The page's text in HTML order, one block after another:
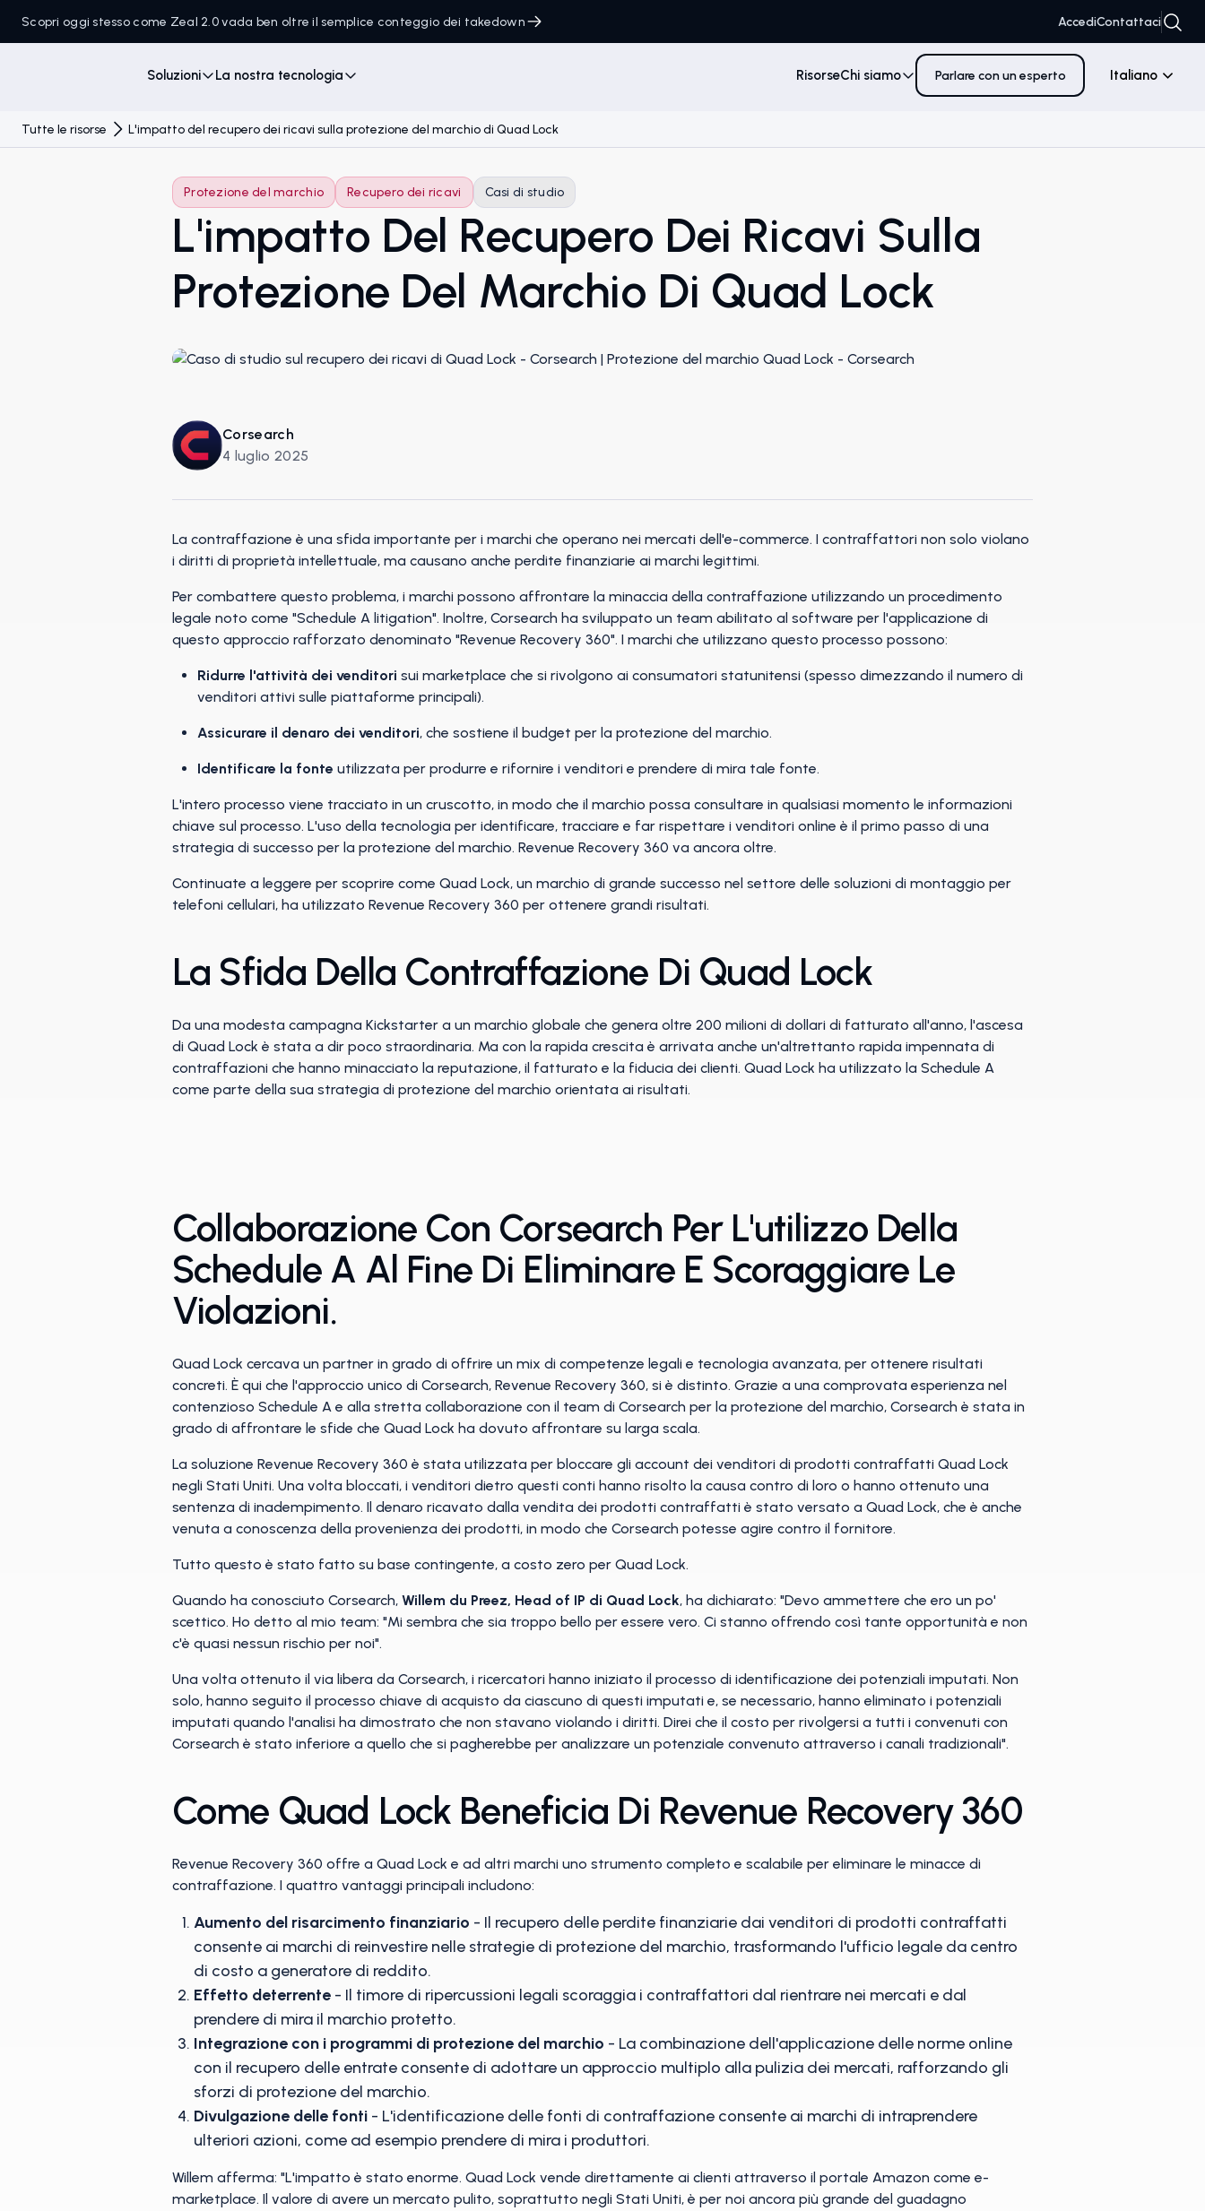
Scopri oggi stesso come Zeal 2.0 vada ben oltre il semplice conteggio dei takedown AccediContattaci
Soluzioni La nostra tecnologia RisorseChi siamo Parlare con un esperto Italiano
Tutte le risorse L'impatto del recupero dei ricavi sulla protezione del marchio di Quad Lock
Protezione del marchio Recupero dei ricavi Casi di studio
L'impatto Del Recupero Dei Ricavi Sulla
Protezione Del Marchio Di Quad Lock
Corsearch
4 luglio 2025
La contraffazione è una sfida importante per i marchi che operano nei mercati dell'e-commerce. I contraffattori non solo violano
i diritti di proprietà intellettuale, ma causano anche perdite finanziarie ai marchi legittimi.
Per combattere questo problema, i marchi possono affrontare la minaccia della contraffazione utilizzando un procedimento
legale noto come "Schedule A litigation". Inoltre, Corsearch ha sviluppato un team abilitato al software per l'applicazione di
questo approccio rafforzato denominato "Revenue Recovery 360". I marchi che utilizzano questo processo possono:
Ridurre l'attività dei venditori sui marketplace che si rivolgono ai consumatori statunitensi (spesso dimezzando il numero di
venditori attivi sulle piattaforme principali).
Assicurare il denaro dei venditori, che sostiene il budget per la protezione del marchio.
Identificare la fonte utilizzata per produrre e rifornire i venditori e prendere di mira tale fonte.
L'intero processo viene tracciato in un cruscotto, in modo che il marchio possa consultare in qualsiasi momento le informazioni
chiave sul processo. L'uso della tecnologia per identificare, tracciare e far rispettare i venditori online è il primo passo di una
strategia di successo per la protezione del marchio. Revenue Recovery 360 va ancora oltre.
Continuate a leggere per scoprire come Quad Lock, un marchio di grande successo nel settore delle soluzioni di montaggio per
telefoni cellulari, ha utilizzato Revenue Recovery 360 per ottenere grandi risultati.
La Sfida Della Contraffazione Di Quad Lock
Da una modesta campagna Kickstarter a un marchio globale che genera oltre 200 milioni di dollari di fatturato all'anno, l'ascesa
di Quad Lock è stata a dir poco straordinaria. Ma con la rapida crescita è arrivata anche un'altrettanto rapida impennata di
contraffazioni che hanno minacciato la reputazione, il fatturato e la fiducia dei clienti. Quad Lock ha utilizzato la Schedule A
come parte della sua strategia di protezione del marchio orientata ai risultati.
Collaborazione Con Corsearch Per L'utilizzo Della
Schedule A Al Fine Di Eliminare E Scoraggiare Le
Violazioni.
Quad Lock cercava un partner in grado di offrire un mix di competenze legali e tecnologia avanzata, per ottenere risultati
concreti. È qui che l'approccio unico di Corsearch, Revenue Recovery 360, si è distinto. Grazie a una comprovata esperienza nel
contenzioso Schedule A e alla stretta collaborazione con il team di Corsearch per la protezione del marchio, Corsearch è stata in
grado di affrontare le sfide che Quad Lock ha dovuto affrontare su larga scala.
La soluzione Revenue Recovery 360 è stata utilizzata per bloccare gli account dei venditori di prodotti contraffatti Quad Lock
negli Stati Uniti. Una volta bloccati, i venditori dietro questi conti hanno risolto la causa contro di loro o hanno ottenuto una
sentenza di inadempimento. Il denaro ricavato dalla vendita dei prodotti contraffatti è stato versato a Quad Lock, che è anche
venuta a conoscenza della provenienza dei prodotti, in modo che Corsearch potesse agire contro il fornitore.
Tutto questo è stato fatto su base contingente, a costo zero per Quad Lock.
Quando ha conosciuto Corsearch, Willem du Preez, Head of IP di Quad Lock, ha dichiarato: "Devo ammettere che ero un po'
scettico. Ho detto al mio team: "Mi sembra che sia troppo bello per essere vero. Ci stanno offrendo così tante opportunità e non
c'è quasi nessun rischio per noi".
Una volta ottenuto il via libera da Corsearch, i ricercatori hanno iniziato il processo di identificazione dei potenziali imputati. Non
solo, hanno seguito il processo chiave di acquisto da ciascuno di questi imputati e, se necessario, hanno eliminato i potenziali
imputati quando l'analisi ha dimostrato che non stavano violando i diritti. Direi che il costo per rivolgersi a tutti i convenuti con
Corsearch è stato inferiore a quello che si pagherebbe per analizzare un potenziale convenuto attraverso i canali tradizionali".
Come Quad Lock Beneficia Di Revenue Recovery 360
Revenue Recovery 360 offre a Quad Lock e ad altri marchi uno strumento completo e scalabile per eliminare le minacce di
contraffazione. I quattro vantaggi principali includono:
Aumento del risarcimento finanziario - Il recupero delle perdite finanziarie dai venditori di prodotti contraffatti
consente ai marchi di reinvestire nelle strategie di protezione del marchio, trasformando l'ufficio legale da centro
di costo a generatore di reddito.
Effetto deterrente - Il timore di ripercussioni legali scoraggia i contraffattori dal rientrare nei mercati e dal
prendere di mira il marchio protetto.
Integrazione con i programmi di protezione del marchio - La combinazione dell'applicazione delle norme online
con il recupero delle entrate consente di adottare un approccio multiplo alla pulizia dei mercati, rafforzando gli
sforzi di protezione del marchio.
Divulgazione delle fonti - L'identificazione delle fonti di contraffazione consente ai marchi di intraprendere
ulteriori azioni, come ad esempio prendere di mira i produttori.
Willem afferma: "L'impatto è stato enorme. Quad Lock vende direttamente ai clienti attraverso il portale Amazon come e-
marketplace. Il valore di avere un mercato pulito, soprattutto negli Stati Uniti, è per noi ancora più grande del guadagno